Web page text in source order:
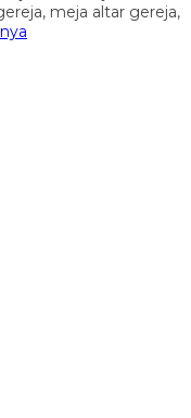
meja altar gereja,